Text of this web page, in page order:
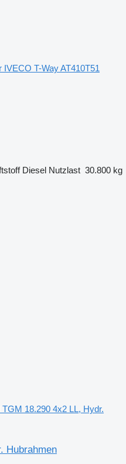
IVECO T-Way AT410T51
Diesel Nutzlast 30.800 kg
TGM 18.290 4x2 LL, Hydr.
Hubrahmen